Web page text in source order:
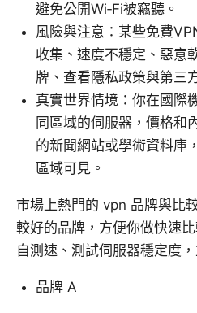
避免公開Wi‑Fi被竊聽。
風險與注意：某些免費
收集、速度不穩定、惡意
牌、查看隱私政策與第三
真實世界情境：你在國際
同區域的伺服器，價格和
的新聞網站或學術資料庫
區域可見。
市場上熱門的 vpn 品牌與比
較好的品牌，方便你做快速
自測速、測試伺服器穩定度
品牌 A